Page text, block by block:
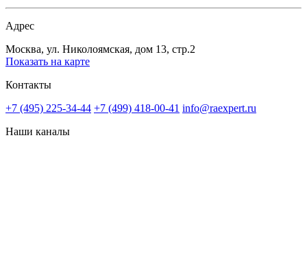
Адрес
Москва, ул. Николоямская, дом 13, стр.2
Показать на карте
Контакты
+7 (495) 225-34-44 +7 (499) 418-00-41 info@raexpert.ru
Наши каналы